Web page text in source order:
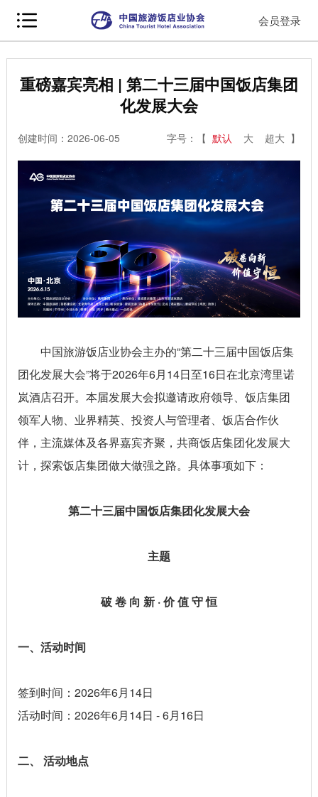
会员登录
重磅嘉宾亮相 | 第二十三届中国饭店集团
化发展大会
创建时间：2026-06-05 字号：【 默认 大 超大 】
中国旅游饭店业协会主办的“第二十三届中国饭店集
团化发展大会”将于2026年6月14日至16日在北京湾里诺
岚酒店召开。本届发展大会拟邀请政府领导、饭店集团
领军人物、业界精英、投资人与管理者、饭店合作伙
伴，主流媒体及各界嘉宾齐聚，共商饭店集团化发展大
计，探索饭店集团做大做强之路。具体事项如下：
第二十三届中国饭店集团化发展大会
主题
破 卷 向 新 · 价 值 守 恒
一、活动时间
签到时间：2026年6月14日
活动时间：2026年6月14日 - 6月16日
二、 活动地点